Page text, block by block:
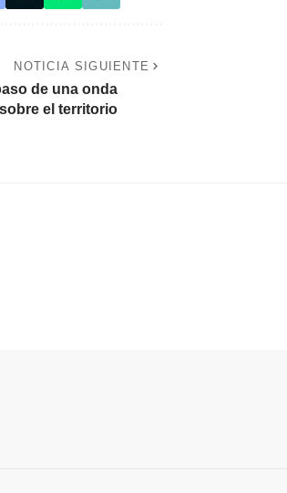
NOTICIA SIGUIENTE
de una onda
el territorio